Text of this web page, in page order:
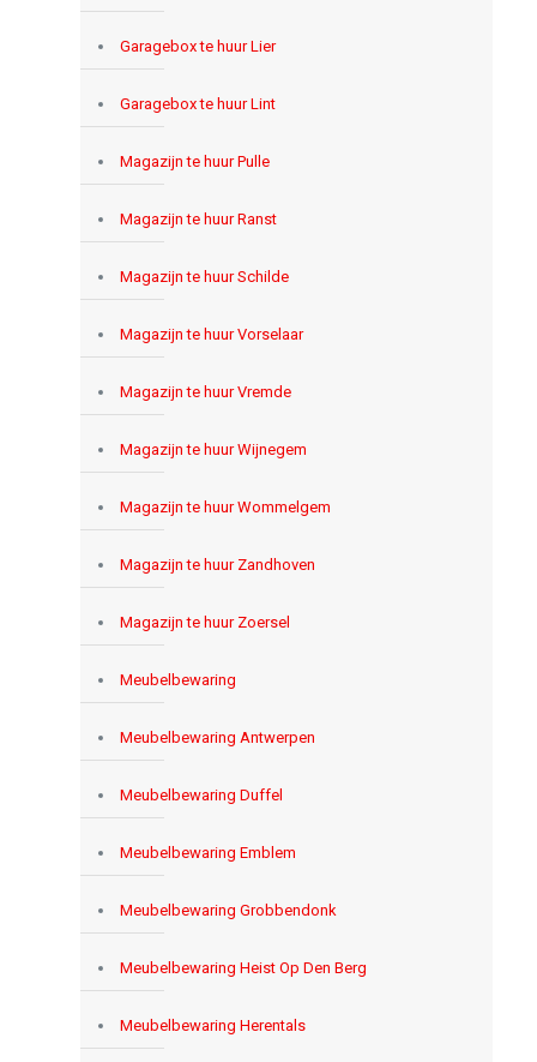
Garagebox te huur Lier
Garagebox te huur Lint
Magazijn te huur Pulle
Magazijn te huur Ranst
Magazijn te huur Schilde
Magazijn te huur Vorselaar
Magazijn te huur Vremde
Magazijn te huur Wijnegem
Magazijn te huur Wommelgem
Magazijn te huur Zandhoven
Magazijn te huur Zoersel
Meubelbewaring
Meubelbewaring Antwerpen
Meubelbewaring Duffel
Meubelbewaring Emblem
Meubelbewaring Grobbendonk
Meubelbewaring Heist Op Den Berg
Meubelbewaring Herentals